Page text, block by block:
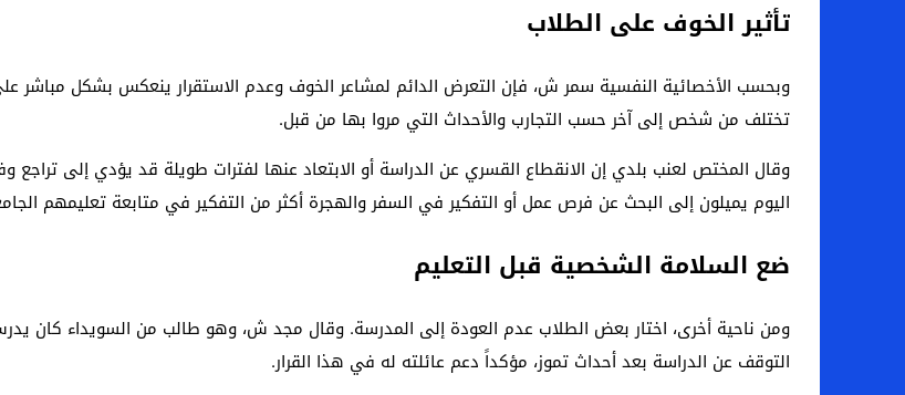
تأثير الخوف على الطلاب
وبحسب الأخصائية النفسية سمر ش، فإن التعرض الدائم لمشاعر الخوف وعدم الاستقرار ينعكس بشكل مباشر
تختلف من شخص إلى آخر حسب التجارب والأحداث التي مروا بها من قبل.
وقال المختص لعنب بلدي إن الانقطاع القسري عن الدراسة أو الابتعاد عنها لفترات طويلة قد يؤدي إلى تراجع
اليوم يميلون إلى البحث عن فرص عمل أو التفكير في السفر والهجرة أكثر من التفكير في متابعة تعليمهم
ضع السلامة الشخصية قبل التعليم
ومن ناحية أخرى، اختار بعض الطلاب عدم العودة إلى المدرسة. وقال مجد ش، وهو طالب من السويداء كان
التوقف عن الدراسة بعد أحداث تموز، مؤكداً دعم عائلته له في هذا القرار.